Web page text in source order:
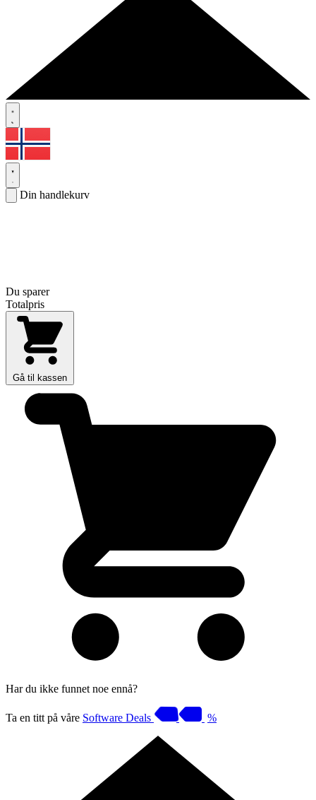
Din handlekurv
Du sparer
Totalpris
Gå til kassen
Har du ikke funnet noe ennå?
Ta en titt på våre Software Deals %